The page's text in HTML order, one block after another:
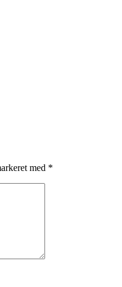
med *